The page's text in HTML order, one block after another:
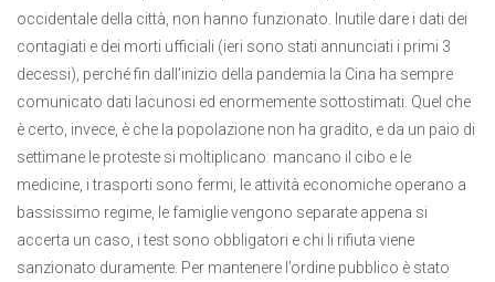
occidentale della città, non hanno funzionato. Inutile dare i dati dei
contagiati e dei morti ufficiali (ieri sono stati annunciati i primi 3
decessi), perché fin dall’inizio della pandemia la Cina ha sempre
comunicato dati lacunosi ed enormemente sottostimati. Quel che
è certo, invece, è che la popolazione non ha gradito, e da un paio di
settimane le proteste si moltiplicano: mancano il cibo e le
medicine, i trasporti sono fermi, le attività economiche operano a
bassissimo regime, le famiglie vengono separate appena si
accerta un caso, i test sono obbligatori e chi li rifiuta viene
sanzionato duramente. Per mantenere l’ordine pubblico è stato